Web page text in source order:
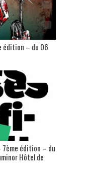
édition – du 06
7ème édition – du
Hôtel de